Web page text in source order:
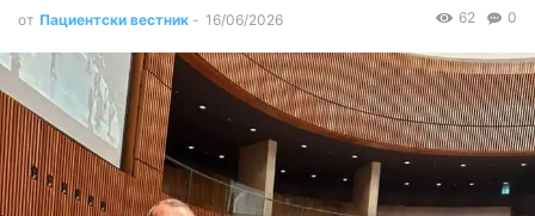
от Пациентски вестник - 16/06/2026 0
62